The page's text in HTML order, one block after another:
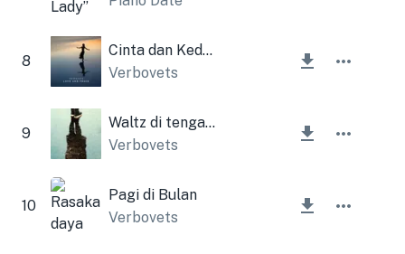
8
Cinta dan Kedamaian
Verbovets
9
Waltz di tengah hujan
Verbovets
10
Pagi di Bulan
Verbovets